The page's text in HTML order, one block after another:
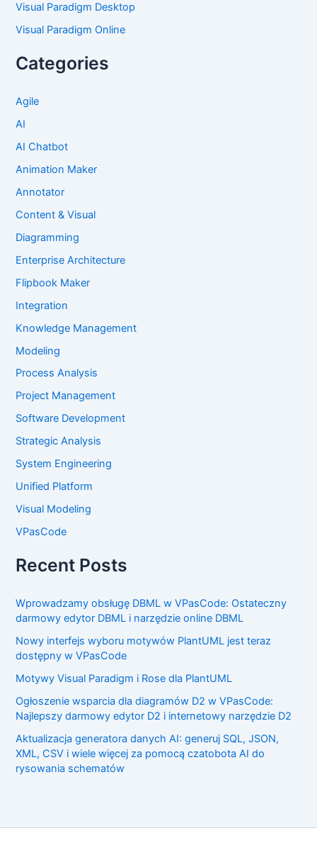
Visual Paradigm Desktop
Visual Paradigm Online
Categories
Agile
AI
AI Chatbot
Animation Maker
Annotator
Content & Visual
Diagramming
Enterprise Architecture
Flipbook Maker
Integration
Knowledge Management
Modeling
Process Analysis
Project Management
Software Development
Strategic Analysis
System Engineering
Unified Platform
Visual Modeling
VPasCode
Recent Posts
Wprowadzamy obsługę DBML w VPasCode: Ostateczny
darmowy edytor DBML i narzędzie online DBML
Nowy interfejs wyboru motywów PlantUML jest teraz
dostępny w VPasCode
Motywy Visual Paradigm i Rose dla PlantUML
Ogłoszenie wsparcia dla diagramów D2 w VPasCode:
Najlepszy darmowy edytor D2 i internetowy narzędzie D2
Aktualizacja generatora danych AI: generuj SQL, JSON,
XML, CSV i wiele więcej za pomocą czatobota AI do
rysowania schematów